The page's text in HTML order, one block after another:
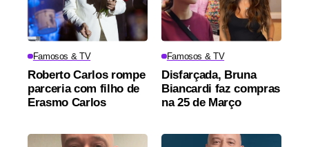
Famosos & TV
Roberto Carlos rompe
parceria com filho de
Erasmo Carlos
Famosos & TV
Disfarçada, Bruna
Biancardi faz compras
na 25 de Março